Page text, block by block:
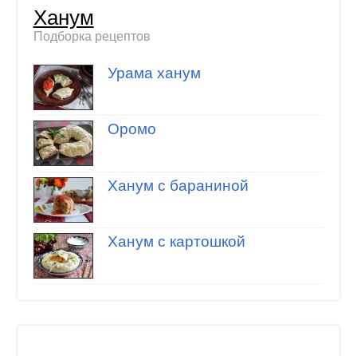
Ханум
Подборка рецептов
Урама ханум
Оромо
Ханум с бараниной
Ханум с картошкой